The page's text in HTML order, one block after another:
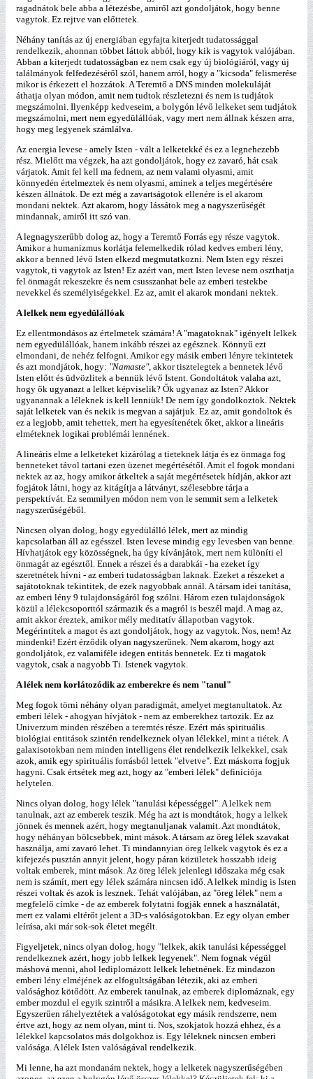
ragadnátok bele abba a létezésbe, amiről azt gondoljátok, hogy benne
vagytok. Ez rejtve van előttetek.
Néhány tanítás az új energiában egyfajta kiterjedt tudatossággal
rendelkezik, ahonnan többet láttok abból, hogy kik is vagytok valójában.
Abban a kiterjedt tudatosságban ez nem csak egy új biológiáról, vagy új
találmányok felfedezéséről szól, hanem arról, hogy a "kicsoda" felismerése
mikor is érkezett el hozzátok. A Teremtő a DNS minden molekuláját
áthatja olyan módon, amit nem tudtok részletezni és nem is tudjátok
megszámolni. Ilyenképp kedveseim, a bolygón lévő lelkeket sem tudjátok
megszámolni, mert nem egyedülállóak, vagy mert nem állnak készen arra,
hogy meg legyenek számlálva.
Az energia levese - amely Isten - vált a lelketekké és ez a legnehezebb
rész. Mielőtt ma végzek, ha azt gondoljátok, hogy ez zavaró, hát csak
várjatok. Amit fel kell ma fednem, az nem valami olyasmi, amit
könnyedén értelmeztek és nem olyasmi, aminek a teljes megértésére
készen állnátok. De ezt még a zavartságotok ellenére is el akarom
mondani nektek. Azt akarom, hogy lássátok meg a nagyszerűségét
mindannak, amiről itt szó van.
A legnagyszerűbb dolog az, hogy a Teremtő Forrás egy része vagytok.
Amikor a humanizmus korlátja felemelkedik rólad kedves emberi lény,
akkor a benned lévő Isten elkezd megmutatkozni. Nem Isten egy részei
vagytok, ti vagytok az Isten! Ez azért van, mert Isten levese nem oszthatja
fel önmagát rekeszekre és nem csusszanhat bele az emberi testekbe
nevekkel és személyiségekkel. Ez az, amit el akarok mondani nektek.
A lelkek nem egyedülállóak
Ez ellentmondásos az értelmetek számára! A "magatoknak" igényelt lelkek
nem egyedülállóak, hanem inkább részei az egésznek. Könnyű ezt
elmondani, de nehéz felfogni. Amikor egy másik emberi lényre tekintetek
és azt mondjátok, hogy: "Namaste", akkor tisztelegtek a bennetek lévő
Isten előtt és üdvözlitek a bennük lévő Istent. Gondoltátok valaha azt,
hogy ők ugyanazt a lelket képviselik? Ők ugyanaz az Isten? Akkor
ugyanannak a léleknek is kell lenniük! De nem így gondolkoztok. Nektek
saját lelketek van és nekik is megvan a sajátjuk. Ez az, amit gondoltok és
ez a legjobb, amit tehettek, mert ha egyesítenétek őket, akkor a lineáris
elméteknek logikai problémái lennének.
A lineáris elme a lelketeket kizárólag a tieteknek látja és ez önmaga fog
benneteket távol tartani ezen üzenet megértésétől. Amit el fogok mondani
nektek az az, hogy amikor átkeltek a saját megértésetek hídján, akkor azt
fogjátok látni, hogy az kitágítja a látványt, szélesebbre tárja a
perspektívát. Ez semmilyen módon nem von le semmit sem a lelketek
nagyszerűségéből.
Nincsen olyan dolog, hogy egyedülálló lélek, mert az mindig
kapcsolatban áll az egésszel. Isten levese mindig egy levesben van benne.
Hívhatjátok egy közösségnek, ha úgy kívánjátok, mert nem különíti el
önmagát az egésztől. Ennek a részei és a darabkái - ha ezeket így
szeretnétek hívni - az emberi tudatosságban laknak. Ezeket a részeket a
sajátotoknak tekintitek, de ezek nagyobbak annál. A társam idei tanítása,
az emberi lény 9 tulajdonságáról fog szólni. Három ezen tulajdonságok
közül a lélekcsoporttól származik és a magról is beszél majd. A mag az,
amit akkor éreztek, amikor mély meditatív állapotban vagytok.
Megérintitek a magot és azt gondoljátok, hogy az vagytok. Nos, nem! Az
mindenki! Ezért érződik olyan nagyszerűnek. Nem akarom, hogy azt
gondoljátok, ez valamiféle idegen entitás bennetek. Ez ti magatok
vagytok, csak a nagyobb Ti. Istenek vagytok.
A lélek nem korlátozódik az emberekre és nem "tanul"
Meg fogok törni néhány olyan paradigmát, amelyet megtanultatok. Az
emberi lélek - ahogyan hívjátok - nem az emberekhez tartozik. Ez az
Univerzum minden részében a teremtés része. Ezért más spirituális
biológiai entitások szintén rendelkeznek olyan lélekkel, mint a tiétek. A
galaxisotokban nem minden intelligens élet rendelkezik lelkekkel, csak
azok, amik egy spirituális forrásból lettek "elvetve". Ezt máskorra fogjuk
hagyni. Csak értsétek meg azt, hogy az "emberi lélek" definíciója
helytelen.
Nincs olyan dolog, hogy lélek "tanulási képességgel". A lelkek nem
tanulnak, azt az emberek teszik. Még ha azt is mondtátok, hogy a lelkek
jönnek és mennek azért, hogy megtanuljanak valamit. Azt mondtátok,
hogy néhányan bölcsebbek, mint mások. A társam az öreg lélek szavakat
használja, ami zavaró lehet. Ti mindannyian öreg lelkek vagytok és ez a
kifejezés pusztán annyit jelent, hogy páran közületek hosszabb ideig
voltak emberek, mint mások. Az öreg lélek jelenlegi időszaka még csak
nem is számít, mert egy lélek számára nincsen idő. A lelkek mindig is Isten
részei voltak és azok is lesznek. Tehát valójában, az "öreg lélek" nem a
megfelelő címke - de az emberek folytatni fogják ennek a használatát,
mert ez valami eltérőt jelent a 3D-s valóságotokban. Ez egy olyan ember
leírása, aki már sok-sok életet megélt.
Figyeljetek, nincs olyan dolog, hogy "lelkek, akik tanulási képességgel
rendelkeznek azért, hogy jobb lelkek legyenek". Nem fognak végül
máshová menni, ahol lediplomázott lelkek lehetnének. Ez mindazon
emberi lény elméjének az elfogultságában létezik, aki az emberi
valósághoz kötődött. Az emberek tanulnak, az emberek diplomáznak, egy
ember mozdul el egyik szintről a másikra. A lelkek nem, kedveseim.
Egyszerűen ráhelyeztétek a valóságotokat egy másik rendszerre, nem
értve azt, hogy az nem olyan, mint ti. Nos, szokjatok hozzá ehhez, és a
lélekkel kapcsolatos más dolgokhoz is. Egy léleknek nincsen emberi
valósága. A lélek Isten valóságával rendelkezik.
Mi lenne, ha azt mondanám nektek, hogy a lelketek nagyszerűségében